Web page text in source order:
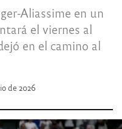
Aliassime en un
el viernes al
en el camino al
de 2026